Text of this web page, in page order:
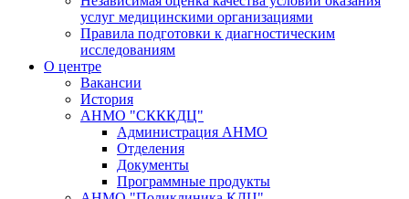
услуг медицинскими организациями
Правила подготовки к диагностическим
исследованиям
О центре
Вакансии
История
АНМО "СКККДЦ"
Администрация АНМО
Отделения
Документы
Программные продукты